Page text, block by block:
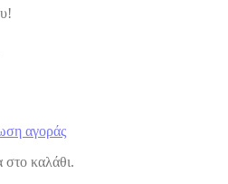
αγοράς
στο καλάθι.